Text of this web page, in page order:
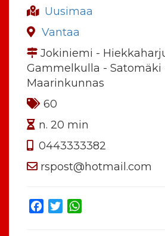
Uusimaa
Vantaa
Jokiniemi -
Gammelkulla - Satomäki
Maarinkunnas
60
n. 20 min
0443333382
rspost@hotmail.com
Facebook
Twitter